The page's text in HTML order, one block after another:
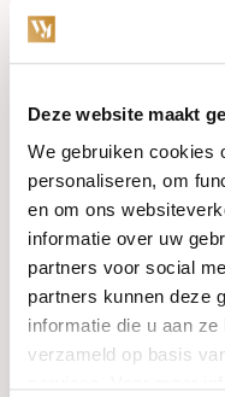
Deze website maakt
We gebruiken cookies
personaliseren, om
en om ons
informatie over uw
partners voor social
partners kunnen deze
informatie die u aan
verzameld op basis
PRE-OWNED
Luxe Accessoires
Informatie
Heren Sieraden
SALE